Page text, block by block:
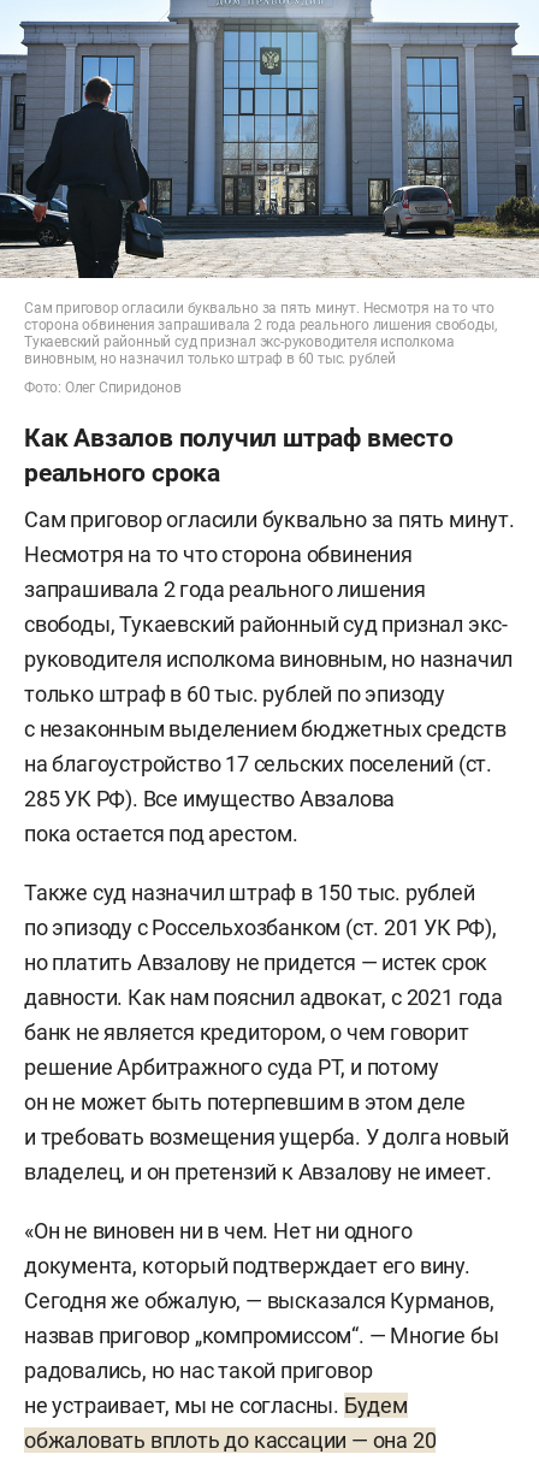
Сам приговор огласили буквально за пять минут. Несмотря на то что
сторона обвинения запрашивала 2 года реального лишения свободы,
Тукаевский районный суд признал экс-руководителя исполкома
виновным, но назначил только штраф в 60 тыс. рублей
Фото: Олег Спиридонов
Как Авзалов получил штраф вместо
реального срока
Сам приговор огласили буквально за пять минут.
Несмотря на то что сторона обвинения
запрашивала 2 года реального лишения
свободы, Тукаевский районный суд признал экс-
руководителя исполкома виновным, но назначил
только штраф в 60 тыс. рублей по эпизоду
с незаконным выделением бюджетных средств
на благоустройство 17 сельских поселений (ст.
285 УК РФ). Все имущество Авзалова
пока остается под арестом.
Также суд назначил штраф в 150 тыс. рублей
по эпизоду с Россельхозбанком (ст. 201 УК РФ),
но платить Авзалову не придется — истек срок
давности. Как нам пояснил адвокат, с 2021 года
банк не является кредитором, о чем говорит
решение Арбитражного суда РТ, и потому
он не может быть потерпевшим в этом деле
и требовать возмещения ущерба. У долга новый
владелец, и он претензий к Авзалову не имеет.
«Он не виновен ни в чем. Нет ни одного
документа, который подтверждает его вину.
Сегодня же обжалую, — высказался Курманов,
назвав приговор „компромиссом“. — Многие бы
радовались, но нас такой приговор
не устраивает, мы не согласны. Будем
обжаловать вплоть до кассации — она 20